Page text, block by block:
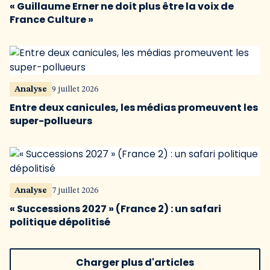
« Guillaume Erner ne doit plus être la voix de
France Culture »
Analyse 9 juillet 2026
Entre deux canicules, les médias promeuvent les
super-pollueurs
Analyse 7 juillet 2026
« Successions 2027 » (France 2) : un safari
politique dépolitisé
Charger plus d'articles